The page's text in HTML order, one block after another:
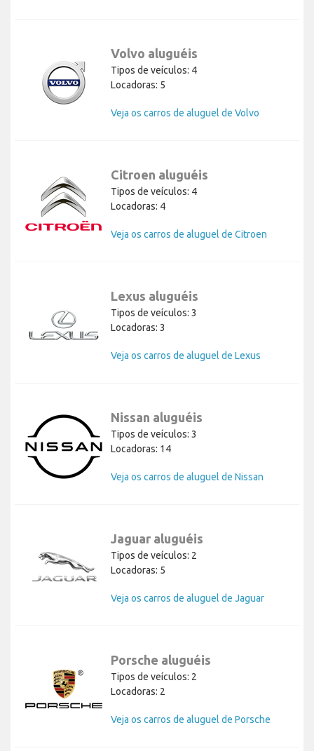
Volvo aluguéis
Tipos de veículos: 4
Locadoras: 5
Veja os carros de aluguel de Volvo
Citroen aluguéis
Tipos de veículos: 4
Locadoras: 4
Veja os carros de aluguel de Citroen
Lexus aluguéis
Tipos de veículos: 3
Locadoras: 3
Veja os carros de aluguel de Lexus
Nissan aluguéis
Tipos de veículos: 3
Locadoras: 14
Veja os carros de aluguel de Nissan
Jaguar aluguéis
Tipos de veículos: 2
Locadoras: 5
Veja os carros de aluguel de Jaguar
Porsche aluguéis
Tipos de veículos: 2
Locadoras: 2
Veja os carros de aluguel de Porsche